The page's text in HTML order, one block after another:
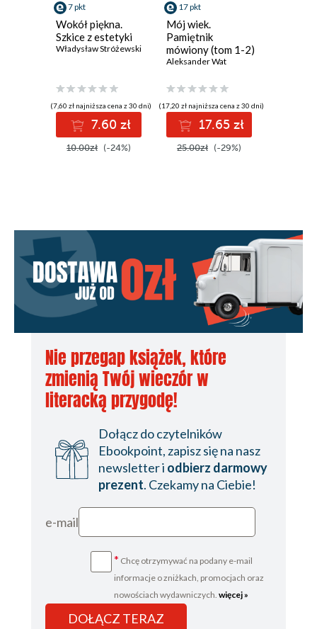
7 pkt
Wokół piękna.
Szkice z estetyki
Władysław Stróżewski
(7,60 zł najniższa cena z 30 dni)
7.60 zł
10.00zł (-24%)
17 pkt
Mój wiek.
Pamiętnik
mówiony (tom 1-2)
Aleksander Wat
(17,20 zł najniższa cena z 30 dni)
17.65 zł
25.00zł (-29%)
Nie przegap książek, które
zmienią Twój wieczór w
literacką przygodę!
Dołącz do czytelników
Ebookpoint, zapisz się na nasz
newsletter i odbierz darmowy
prezent. Czekamy na Ciebie!
e-mail
* Chcę otrzymywać na podany e-mail
informacje o zniżkach, promocjach oraz
nowościach wydawniczych. więcej »
DOŁĄCZ TERAZ